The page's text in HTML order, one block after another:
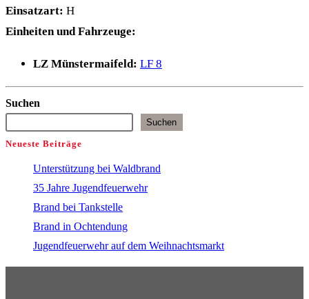
Einsatzart: H
Einheiten und Fahrzeuge:
LZ Münstermaifeld: LF 8
Suchen
Suchen
Neueste Beiträge
Unterstützung bei Waldbrand
35 Jahre Jugendfeuerwehr
Brand bei Tankstelle
Brand in Ochtendung
Jugendfeuerwehr auf dem Weihnachtsmarkt